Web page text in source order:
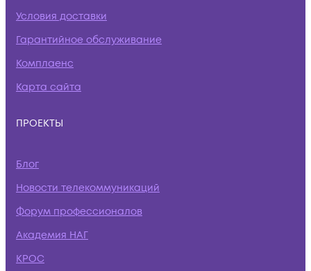
Условия доставки
Гарантийное обслуживание
Комплаенс
Карта сайта
ПРОЕКТЫ
Блог
Новости телекоммуникаций
Форум профессионалов
Академия НАГ
КРОС